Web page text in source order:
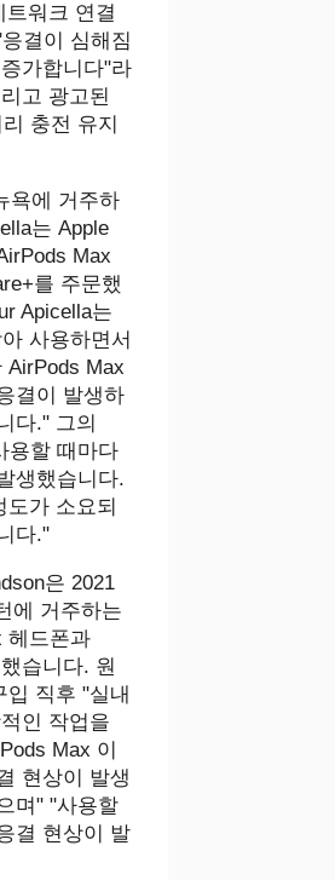
워크 연결
결이 심해짐
가합니다"라
고 광고된
충전 유지
욕에 거주하
는 Apple
Max
를 주문했
Apicella는
사용하면서
AirPods Max
결이 발생하
다." 그의
용할 때마다
생했습니다.
가 소요되
다."
은 2021
에 거주하는
헤드폰과
습니다. 원
입 직후 "실내
인 작업을
Max 이
현상이 발생
며" "사용할
결 현상이 발